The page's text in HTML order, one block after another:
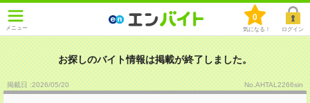
メニュー
0
気になる！ ログイン
お探しのバイト情報は掲載が終了しました。
掲載日 :2026/05/20 No.AHTAL2266sin